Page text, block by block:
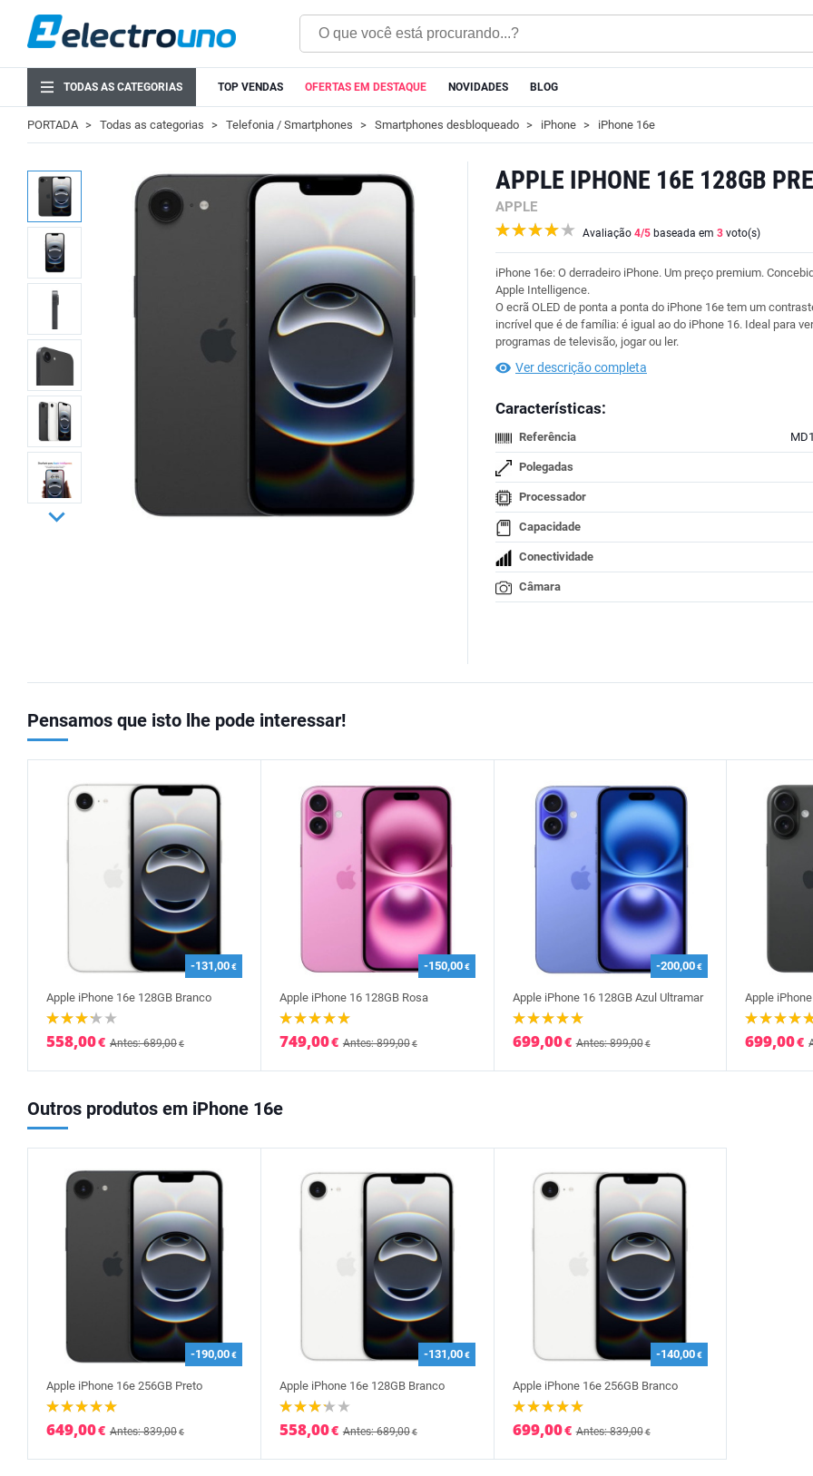
TODAS AS CATEGORIAS TOP VENDAS OFERTAS EM DESTAQUE NOVIDADES BLOG
PORTADA Todas as categorias Telefonia / Smartphones Smartphones desbloqueado iPhone iPhone 16e
APPLE IPHONE 16E 128GB
APPLE
Avaliação 4/5 baseada em 3 voto(s)
iPhone 16e: O derradeiro iPhone. Um preço premium.
Apple Intelligence.
O ecrã OLED de ponta a ponta do iPhone 16e tem um
incrível que é de família: é igual ao do iPhone 16. Ideal para ver
programas de televisão, jogar ou ler.
Ver descrição completa
Características:
Referência
Polegadas
Processador
Capacidade
Conectividade
Câmara
Pensamos que isto lhe pode interessar!
-131,00€
Apple iPhone 16e 128GB Branco
558,00€ Antes: 689,00€
-150,00€
Apple iPhone 16 128GB Rosa
749,00€ Antes: 899,00€
-200,00€
Apple iPhone 16 128GB Azul Ultramar
699,00€ Antes: 899,00€
Apple
699,00€
Outros produtos em iPhone 16e
-190,00€
Apple iPhone 16e 256GB Preto
649,00€ Antes: 839,00€
-131,00€
Apple iPhone 16e 128GB Branco
558,00€ Antes: 689,00€
-140,00€
Apple iPhone 16e 256GB Branco
699,00€ Antes: 839,00€